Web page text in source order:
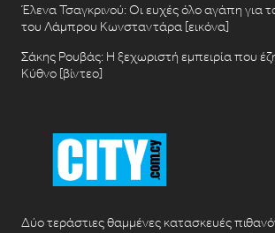
Έλενα Τσαγκρινού: Οι ευχές όλο αγάπη για
του Λάμπρου Κωνσταντάρα [εικόνα]
Σάκης Ρουβάς: Η ξεχωριστή εμπειρία που
Κύθνο [βίντεο]
Δύο τεράστιες θαμμένες κατασκευές